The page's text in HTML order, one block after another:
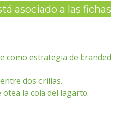
asociado a las fichas
como estrategia de branded
dos orillas.
la cola del lagarto.